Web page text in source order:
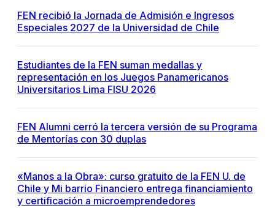
FEN recibió la Jornada de Admisión e Ingresos
Especiales 2027 de la Universidad de Chile
Estudiantes de la FEN suman medallas y
representación en los Juegos Panamericanos
Universitarios Lima FISU 2026
FEN Alumni cerró la tercera versión de su Programa
de Mentorías con 30 duplas
«Manos a la Obra»: curso gratuito de la FEN U. de
Chile y Mi barrio Financiero entrega financiamiento
y certificación a microemprendedores